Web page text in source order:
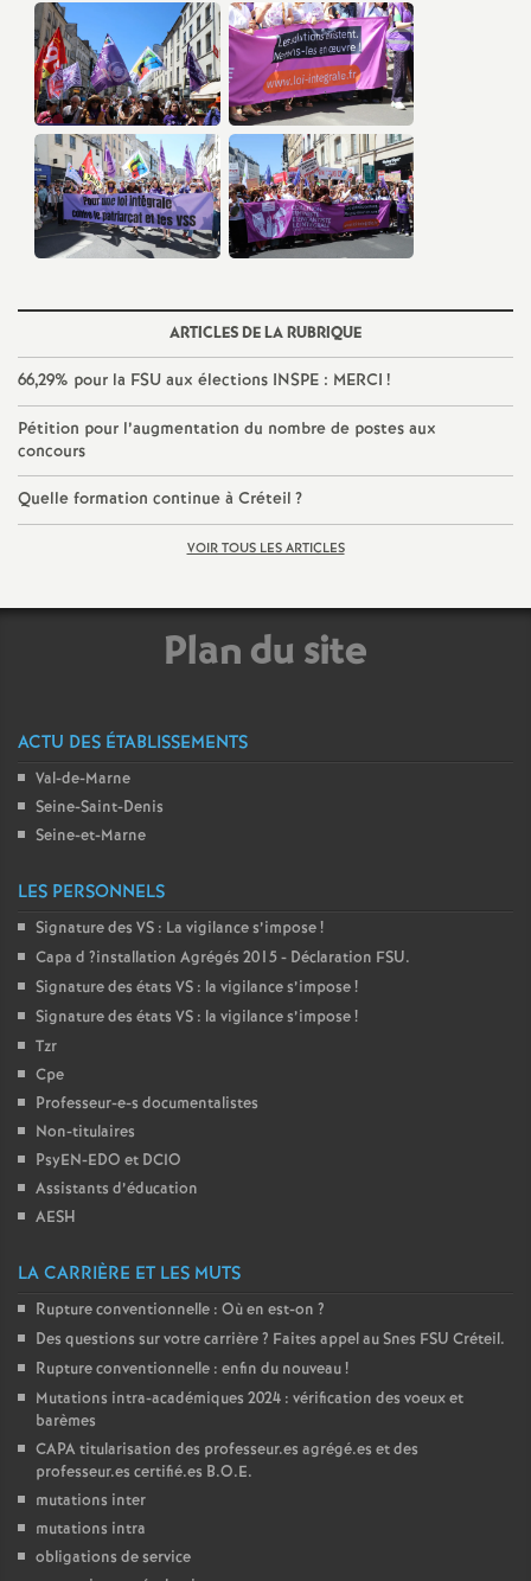
é
O
r
l
é
n
s
T
s
ARTICLES DE LA RUBRIQUE
66,29% pour la FSU aux élections INSPE : MERCI !
Pétition pour l’augmentation du nombre de postes aux
concours
Quelle formation continue à Créteil ?
VOIR TOUS LES ARTICLES
Plan du site
ACTU DES ÉTABLISSEMENTS
Val-de-Marne
Seine-Saint-Denis
Seine-et-Marne
LES PERSONNELS
Signature des VS : La vigilance s’impose!
Capa d ?installation Agrégés 2015 - Déclaration FSU.
Signature des états VS : la vigilance s’impose!
Signature des états VS : la vigilance s’impose!
Tzr
Cpe
Professeur-e-s documentalistes
Non-titulaires
PsyEN-EDO et DCIO
Assistants d’éducation
AESH
LA CARRIÈRE ET LES MUTS
Rupture conventionnelle : Où en est-on ?
Des questions sur votre carrière? Faites appel au Snes FSU Créteil.
Rupture conventionnelle : enfin du nouveau!
Mutations intra-académiques 2024 : vérification des voeux et
barèmes
CAPAtitularisation des professeur.es agrégé.es et des
professeur.es certifié.es B.O.E.
mutations inter
mutations intra
obligations de service